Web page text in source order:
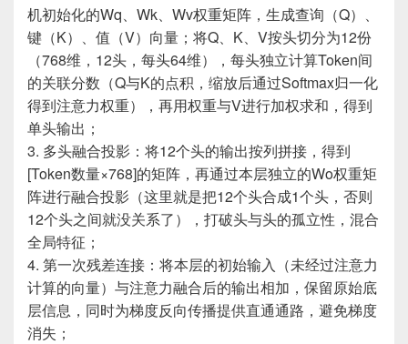
机初始化的Wq、Wk、Wv权重矩阵，生成查询（Q）、
键（K）、值（V）向量；将Q、K、V按头切分为12份
（768维，12头，每头64维），每头独立计算Token间
的关联分数（Q与K的点积，缩放后通过Softmax归一化
得到注意力权重），再用权重与V进行加权求和，得到
单头输出；
3. 多头融合投影：将12个头的输出按列拼接，得到
[Token数量×768]的矩阵，再通过本层独立的Wo权重矩
阵进行融合投影（这里就是把12个头合成1个头，否则
12个头之间就没关系了），打破头与头的孤立性，混合
全局特征；
4. 第一次残差连接：将本层的初始输入（未经过注意力
计算的向量）与注意力融合后的输出相加，保留原始底
层信息，同时为梯度反向传播提供直通通路，避免梯度
消失；